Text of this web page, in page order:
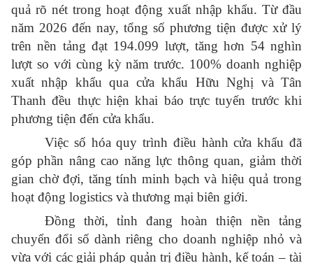
quả rõ nét trong hoạt động xuất nhập khẩu. Từ đầu
năm 2026 đến nay, tổng số phương tiện được xử lý
trên nền tảng đạt 194.099 lượt, tăng hơn 54 nghìn
lượt so với cùng kỳ năm trước. 100% doanh nghiệp
xuất nhập khẩu qua cửa khẩu Hữu Nghị và Tân
Thanh đều thực hiện khai báo trực tuyến trước khi
phương tiện đến cửa khẩu.
Việc số hóa quy trình điều hành cửa khẩu đã
góp phần nâng cao năng lực thông quan, giảm thời
gian chờ đợi, tăng tính minh bạch và hiệu quả trong
hoạt động logistics và thương mại biên giới.
Đồng thời, tỉnh đang hoàn thiện nền tảng
chuyển đổi số dành riêng cho doanh nghiệp nhỏ và
vừa với các giải pháp quản trị điều hành, kế toán – tài